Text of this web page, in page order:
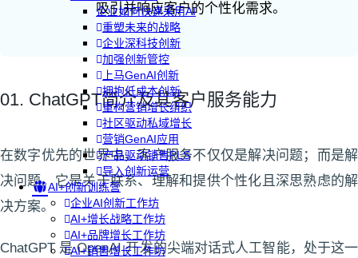
企业如何快速采用AI
重塑未来的战略
企业深科技创新
加强创新管控
上马GenAI创新
拥抱低成本创新
重构营销增长组织
社区驱动私域增长
营销GenAI应用
产品驱动销售PLS
导入创新运营
AI+创新训练营
企业AI创新工作坊
AI+增长战略工作坊
AI+品牌增长工作坊
AI+销售增长工作坊
吸引并响应客户的个性化需求。
01. ChatGPT简介及其客户服务能力
在数字优先的世界中，客户服务不仅仅是解决问题；而是解
决问题。它是关于联系、理解和提供个性化且深思熟虑的解
决方案。
ChatGPT 是 OpenAI 开发的尖端对话式人工智能，处于这一